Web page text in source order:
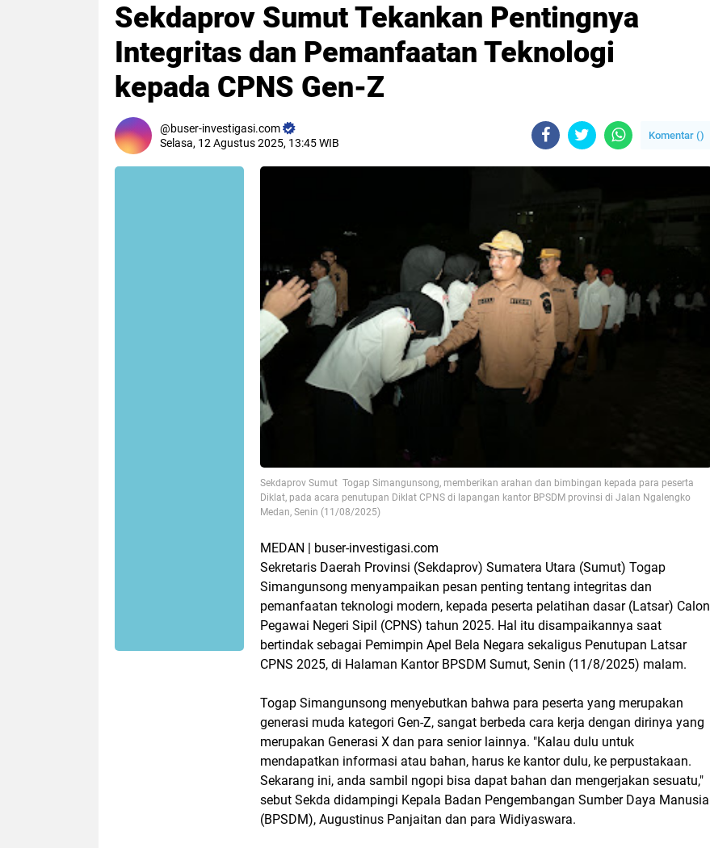
Sekdaprov Sumut Tekankan Pentingnya
Integritas dan Pemanfaatan Teknologi
kepada CPNS Gen-Z
buser-investigasi.com
Selasa, 12 Agustus 2025, 13:45 WIB
Komentar ()
Sekdaprov Sumut Togap Simangunsong, memberikan arahan dan bimbingan kepada para peserta
Diklat, pada acara penutupan Diklat CPNS di lapangan kantor BPSDM provinsi di Jalan Ngalengko
Medan, Senin (11/08/2025)
MEDAN | buser-investigasi.com
Sekretaris Daerah Provinsi (Sekdaprov) Sumatera Utara (Sumut) Togap
Simangunsong menyampaikan pesan penting tentang integritas dan
pemanfaatan teknologi modern, kepada peserta pelatihan dasar (Latsar) Calon
Pegawai Negeri Sipil (CPNS) tahun 2025. Hal itu disampaikannya saat
bertindak sebagai Pemimpin Apel Bela Negara sekaligus Penutupan Latsar
CPNS 2025, di Halaman Kantor BPSDM Sumut, Senin (11/8/2025) malam.
Togap Simangunsong menyebutkan bahwa para peserta yang merupakan
generasi muda kategori Gen-Z, sangat berbeda cara kerja dengan dirinya yang
merupakan Generasi X dan para senior lainnya. "Kalau dulu untuk
mendapatkan informasi atau bahan, harus ke kantor dulu, ke perpustakaan.
Sekarang ini, anda sambil ngopi bisa dapat bahan dan mengerjakan sesuatu,"
sebut Sekda didampingi Kepala Badan Pengembangan Sumber Daya Manusia
(BPSDM), Augustinus Panjaitan dan para Widiyaswara.